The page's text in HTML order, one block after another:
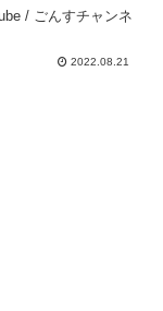
ル/ ごんすチャンネ
2022.08.21